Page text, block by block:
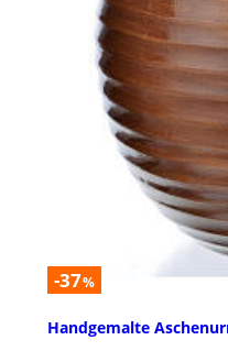
-37%
Handgemalte